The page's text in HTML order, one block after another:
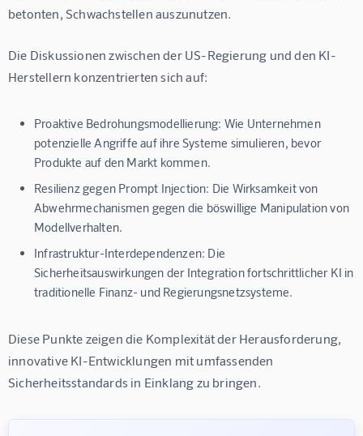
betonten, Schwachstellen auszunutzen.
Die Diskussionen zwischen der US-Regierung und den KI-
Herstellern konzentrierten sich auf:
Proaktive Bedrohungsmodellierung: Wie Unternehmen
potenzielle Angriffe auf ihre Systeme simulieren, bevor
Produkte auf den Markt kommen.
Resilienz gegen Prompt Injection: Die Wirksamkeit von
Abwehrmechanismen gegen die böswillige Manipulation von
Modellverhalten.
Infrastruktur-Interdependenzen: Die
Sicherheitsauswirkungen der Integration fortschrittlicher KI in
traditionelle Finanz- und Regierungsnetzsysteme.
Diese Punkte zeigen die Komplexität der Herausforderung,
innovative KI-Entwicklungen mit umfassenden
Sicherheitsstandards in Einklang zu bringen.